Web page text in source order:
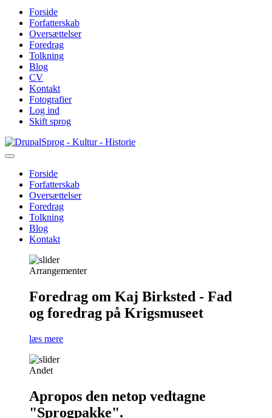
Forside
Forfatterskab
Oversættelser
Foredrag
Tolkning
Blog
CV
Kontakt
Fotografier
Log ind
Skift sprog
Gå
til
Sprog - Kultur - Historie
Primær
navigation
Forside
Forfatterskab
Oversættelser
Foredrag
Tolkning
Blog
Kontakt
Arrangementer
Foredrag om Kaj Birksted - Fad
og foredrag på Krigsmuseet
læs mere
Andet
Apropos den netop vedtagne
"Sprogpakke".